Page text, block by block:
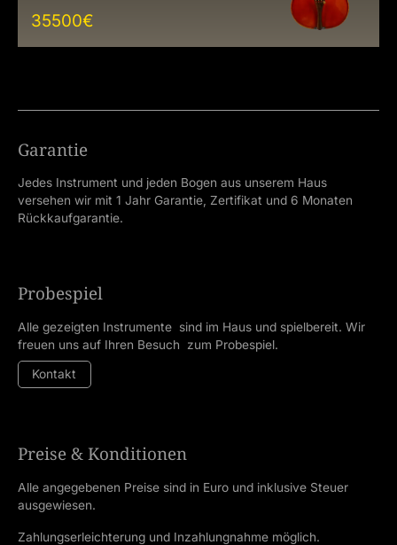
35500€
Garantie
Jedes Instrument und jeden Bogen aus unserem Haus
versehen wir mit 1 Jahr Garantie, Zertifikat und 6 Monaten
Rückkaufgarantie.
Probespiel
Alle gezeigten Instrumente sind im Haus und spielbereit. Wir
freuen uns auf Ihren Besuch zum Probespiel.
Kontakt
Preise & Konditionen
Alle angegebenen Preise sind in Euro und inklusive Steuer
ausgewiesen.
Zahlungserleichterung und Inzahlungnahme möglich.